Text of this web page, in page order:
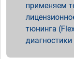
применяем
тюнинга